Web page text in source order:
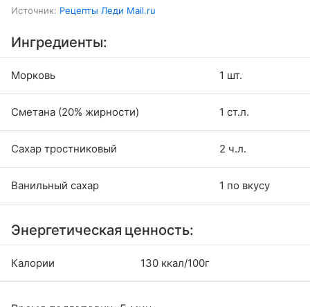
Источник: Рецепты Леди Mail.ru
Ингредиенты:
Морковь 1 шт.
Сметана (20% жирности) 1 ст.л.
Сахар тростниковый 2 ч.л.
Ванильный сахар 1 по вкусу
Энергетическая ценность:
Калории 130 ккал/100г